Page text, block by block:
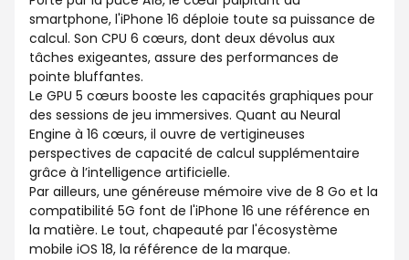
smartphone, l'iPhone 16 déploie toute sa puissance de
calcul. Son CPU 6 cœurs, dont deux dévolus aux
tâches exigeantes, assure des performances de
pointe bluffantes.
Le GPU 5 cœurs booste les capacités graphiques pour
des sessions de jeu immersives. Quant au Neural
Engine à 16 cœurs, il ouvre de vertigineuses
perspectives de capacité de calcul supplémentaire
grâce à l’intelligence artificielle.
Par ailleurs, une généreuse mémoire vive de 8 Go et la
compatibilité 5G font de l'iPhone 16 une référence en
la matière. Le tout, chapeauté par l'écosystème
mobile iOS 18, la référence de la marque.